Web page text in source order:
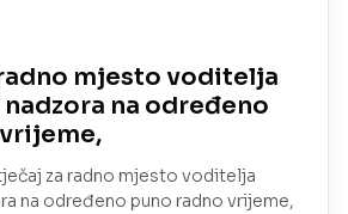
mjesto voditelja
na određeno
za radno mjesto voditelja
na određeno puno radno vrijeme,